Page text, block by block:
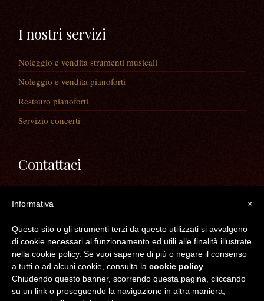
I nostri servizi
Noleggio e vendita strumenti musicali
Noleggio e vendita pianoforti
Restauro pianoforti
Servizio concerti
Contattaci
30020 Noventa di Piave (VE)
Mail: info@longatopianoforti.it
ORARI DEL NEGOZIO
©2016 Longato Pianoforti di Longato Jean Marie & c. s.n.c. - C.F. /P.IVA /R.I.
VE 04300830272 -- REA : VE N° 383050
×
Informativa
Questo sito o gli strumenti terzi da questo utilizzati si avvalgono
di cookie necessari al funzionamento ed utili alle finalità illustrate
nella cookie policy. Se vuoi saperne di più o negare il consenso
a tutti o ad alcuni cookie, consulta la cookie policy
Chiudendo questo banner, scorrendo questa pagina, cliccando
su un link o proseguendo la navigazione in altra maniera,